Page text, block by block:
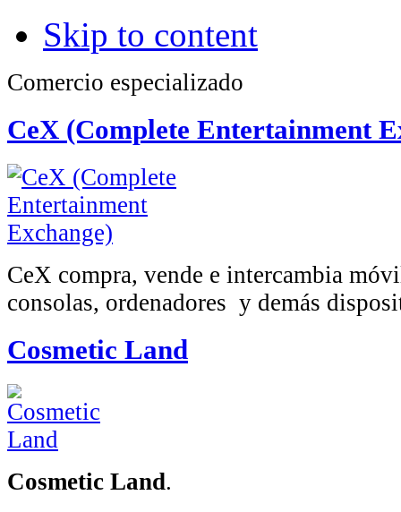
Skip to content
Comercio especializado
CeX (Complete Entertainment
CeX compra, vende e intercambia
consolas, ordenadores y demás
Cosmetic Land
Cosmetic Land.